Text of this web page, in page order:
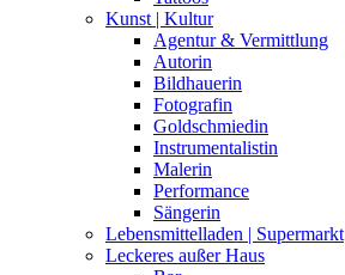
Kunst | Kultur
Agentur & Vermittlung
Autorin
Bildhauerin
Fotografin
Goldschmiedin
Instrumentalistin
Malerin
Performance
Sängerin
Lebensmittelladen | Supermarkt
Leckeres außer Haus